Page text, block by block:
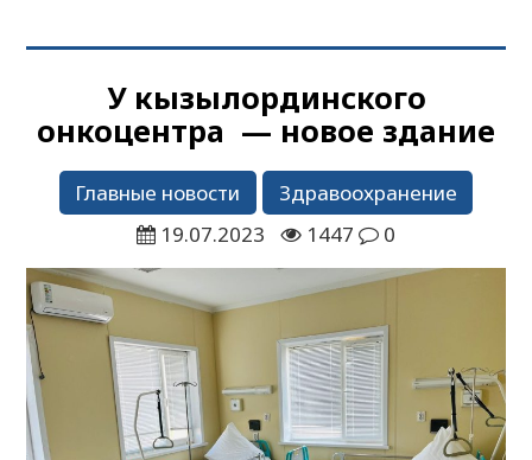
У кызылординского
онкоцентра — новое здание
Главные новости
Здравоохранение
19.07.2023
1447 0